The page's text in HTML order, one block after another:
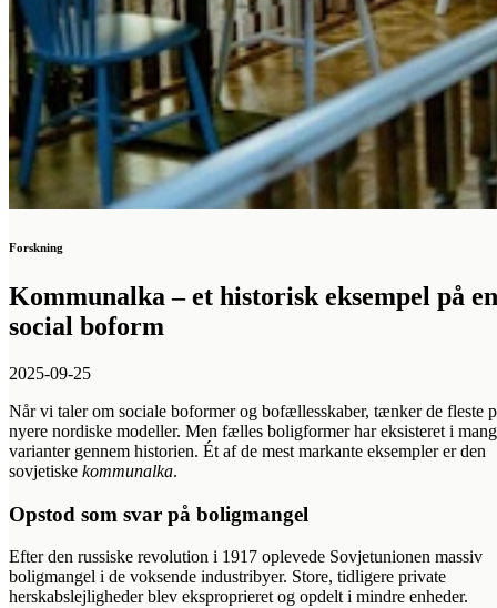
Forskning
Kommunalka – et historisk eksempel på en
social boform
2025-09-25
Når vi taler om sociale boformer og bofællesskaber, tænker de fleste
nyere nordiske modeller. Men fælles boligformer har eksisteret i
varianter gennem historien. Ét af de mest markante eksempler er den
sovjetiske kommunalka.
Opstod som svar på boligmangel
Efter den russiske revolution i 1917 oplevede Sovjetunionen massiv
boligmangel i de voksende industribyer. Store, tidligere private
herskabslejligheder blev eksproprieret og opdelt i mindre enheder.